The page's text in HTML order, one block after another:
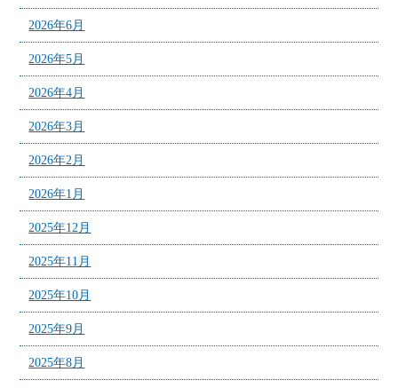
2026年6月
2026年5月
2026年4月
2026年3月
2026年2月
2026年1月
2025年12月
2025年11月
2025年10月
2025年9月
2025年8月